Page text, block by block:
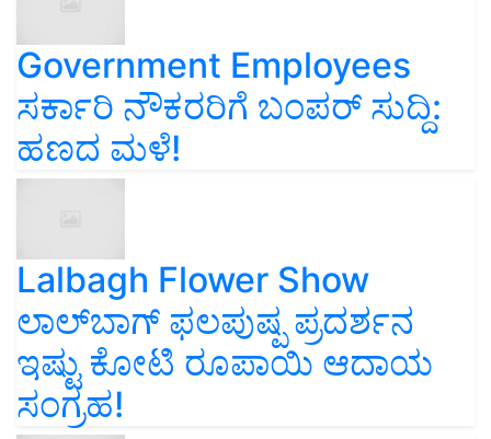
Government Employees
ಸರ್ಕಾರಿ ನೌಕರರಿಗೆ ಬಂಪರ್‌ ಸುದ್ದಿ:
ಹಣದ ಮಳೆ!
Lalbagh Flower Show
ಲಾಲ್‌ಬಾಗ್ ಫಲಪುಷ್ಪ ಪ್ರದರ್ಶನ
ಇಷ್ಟು ಕೋಟಿ ರೂಪಾಯಿ ಆದಾಯ
ಸಂಗ್ರಹ!